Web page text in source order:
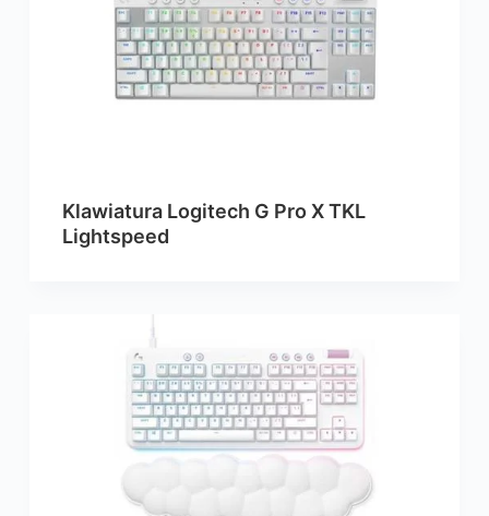
Klawiatura Logitech G Pro X TKL
Lightspeed